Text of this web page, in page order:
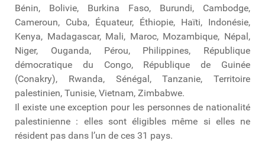
Bénin, Bolivie, Burkina Faso, Burundi, Cambodge,
Cameroun, Cuba, Équateur, Éthiopie, Haïti, Indonésie,
Kenya, Madagascar, Mali, Maroc, Mozambique, Népal,
Niger, Ouganda, Pérou, Philippines, République
démocratique du Congo, République de Guinée
(Conakry), Rwanda, Sénégal, Tanzanie, Territoire
palestinien, Tunisie, Vietnam, Zimbabwe.
Il existe une exception pour les personnes de nationalité
palestinienne : elles sont éligibles même si elles ne
résident pas dans l’un de ces 31 pays.